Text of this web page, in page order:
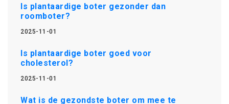
Is plantaardige boter gezonder dan
roomboter?
2025-11-01
Is plantaardige boter goed voor
cholesterol?
2025-11-01
Wat is de gezondste boter om mee te